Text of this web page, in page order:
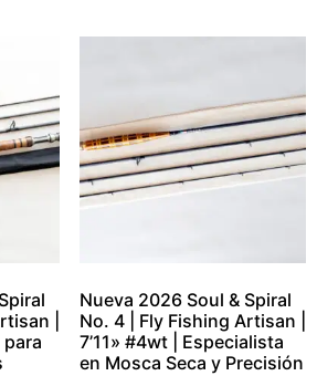
|
para
Nueva 2026 Soul & Spiral
No. 4 | Fly Fishing Artisan |
7’11» #4wt | Especialista
en Mosca Seca y Precisión